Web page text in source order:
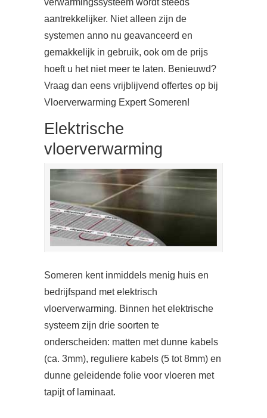
verwarmingssysteem wordt steeds
aantrekkelijker. Niet alleen zijn de
systemen anno nu geavanceerd en
gemakkelijk in gebruik, ook om de prijs
hoeft u het niet meer te laten. Benieuwd?
Vraag dan eens vrijblijvend offertes op bij
Vloerverwarming Expert Someren!
Elektrische
vloerverwarming
Someren kent inmiddels menig huis en
bedrijfspand met elektrisch
vloerverwarming. Binnen het elektrische
systeem zijn drie soorten te
onderscheiden: matten met dunne kabels
(ca. 3mm), reguliere kabels (5 tot 8mm) en
dunne geleidende folie voor vloeren met
tapijt of laminaat.